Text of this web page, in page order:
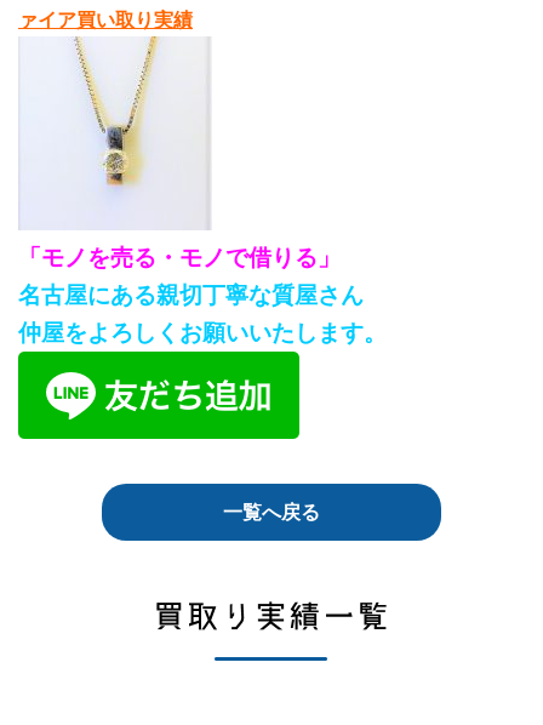
ァイア買い取り実績
「モノを売る・モノで借りる」
名古屋にある親切丁寧な質屋さん
仲屋をよろしくお願いいたします。
一覧へ戻る